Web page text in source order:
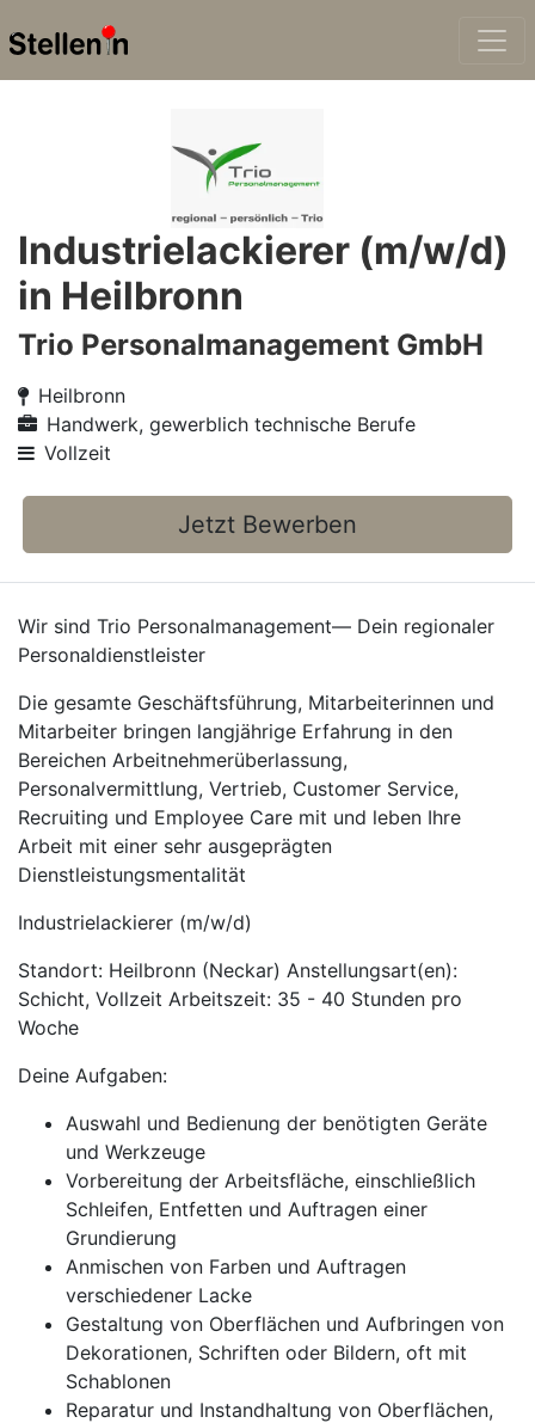
Industrielackierer (m/w/d)
in Heilbronn
Trio Personalmanagement GmbH
Heilbronn
Handwerk, gewerblich technische Berufe
Vollzeit
Jetzt Bewerben
Wir sind Trio Personalmanagement— Dein regionaler
Personaldienstleister
Die gesamte Geschäftsführung, Mitarbeiterinnen und
Mitarbeiter bringen langjährige Erfahrung in den
Bereichen Arbeitnehmerüberlassung,
Personalvermittlung, Vertrieb, Customer Service,
Recruiting und Employee Care mit und leben Ihre
Arbeit mit einer sehr ausgeprägten
Dienstleistungsmentalität
Industrielackierer (m/w/d)
Standort: Heilbronn (Neckar) Anstellungsart(en):
Schicht, Vollzeit Arbeitszeit: 35 - 40 Stunden pro
Woche
Deine Aufgaben:
Auswahl und Bedienung der benötigten Geräte
und Werkzeuge
Vorbereitung der Arbeitsfläche, einschließlich
Schleifen, Entfetten und Auftragen einer
Grundierung
Anmischen von Farben und Auftragen
verschiedener Lacke
Gestaltung von Oberflächen und Aufbringen von
Dekorationen, Schriften oder Bildern, oft mit
Schablonen
Reparatur und Instandhaltung von Oberflächen,